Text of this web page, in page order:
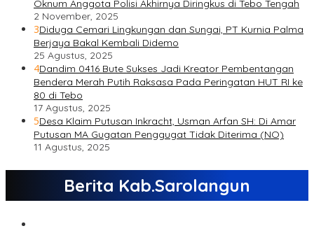
Oknum Anggota Polisi Akhirnya Diringkus di Tebo Tengah
2 November, 2025
3Diduga Cemari Lingkungan dan Sungai, PT Kurnia Palma
Berjaya Bakal Kembali Didemo
25 Agustus, 2025
4Dandim 0416 Bute Sukses Jadi Kreator Pembentangan
Bendera Merah Putih Raksasa Pada Peringatan HUT RI ke
80 di Tebo
17 Agustus, 2025
5Desa Klaim Putusan Inkracht, Usman Arfan SH: Di Amar
Putusan MA Gugatan Penggugat Tidak Diterima (NO)
11 Agustus, 2025
Berita Kab.Sarolangun